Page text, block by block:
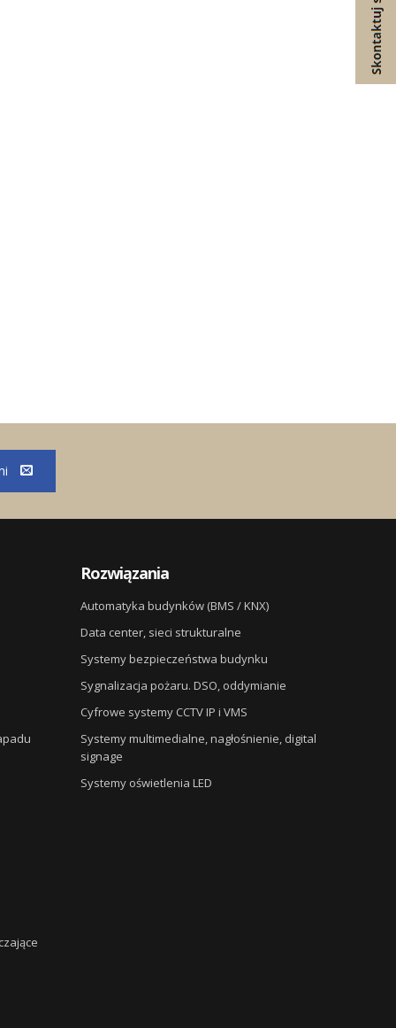
Rozwiązania
Automatyka budynków (BMS / KNX)
Data center, sieci strukturalne
Systemy bezpieczeństwa budynku
Sygnalizacja pożaru. DSO, oddymianie
Cyfrowe systemy CCTV IP i VMS
Systemy multimedialne, nagłośnienie, digital
signage
Systemy oświetlenia LED